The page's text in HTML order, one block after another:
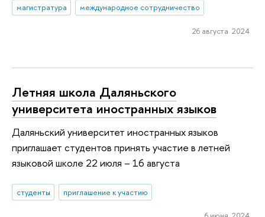
магистратура
международное сотрудничество
26 августа 2024
Летняя школа Даляньского
университета иностранных языков
Даляньский университет иностранных языков
приглашает студентов принять участие в летней
языковой школе 22 июля – 16 августа
студенты приглашение к участию